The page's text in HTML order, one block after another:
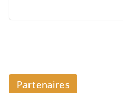
Partenaires